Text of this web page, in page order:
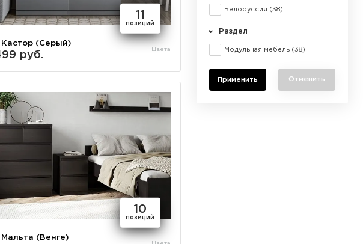
Белоруссия (38)
Раздел
Модульная мебель (38)
Отменить
11
позиций
Кастор (Серый)
руб.
Цвета
10
позиций
(Венге)